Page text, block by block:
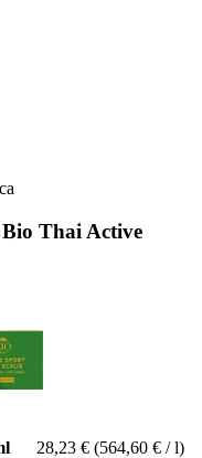
Thai Active
28,23 € (564,60 € / l)